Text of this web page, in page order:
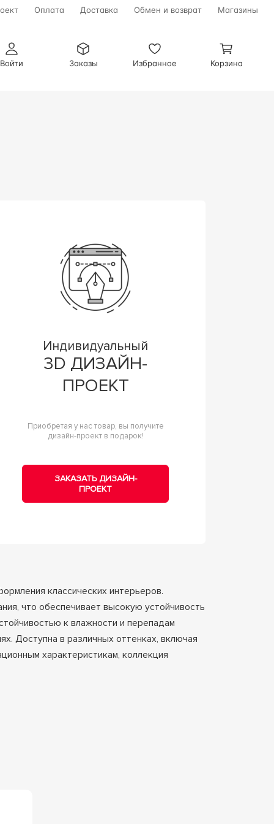
Оплата Доставка Обмен и возврат Магазины
Войти
Заказы Избранное Корзина
Индивидуальный
3D ДИЗАЙН-
ПРОЕКТ
Приобретая у нас товар, вы получите
дизайн-проект в подарок!
ЗАКАЗАТЬ ДИЗАЙН-
ПРОЕКТ
классических интерьеров.
что обеспечивает высокую устойчивость
к влажности и перепадам
Доступна в различных оттенках, включая
характеристикам, коллекция